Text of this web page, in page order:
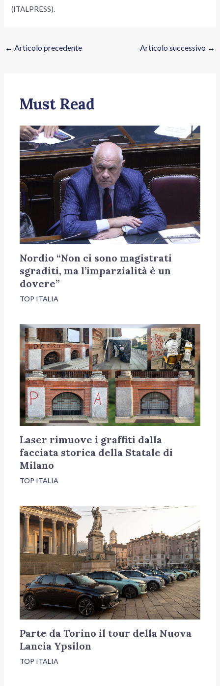
(ITALPRESS).
← Articolo precedente Articolo successivo →
Must Read
Nordio “Non ci sono magistrati
sgraditi, ma l’imparzialità è un
dovere”
TOP ITALIA
Laser rimuove i graffiti dalla
facciata storica della Statale di
Milano
TOP ITALIA
Parte da Torino il tour della Nuova
Lancia Ypsilon
TOP ITALIA